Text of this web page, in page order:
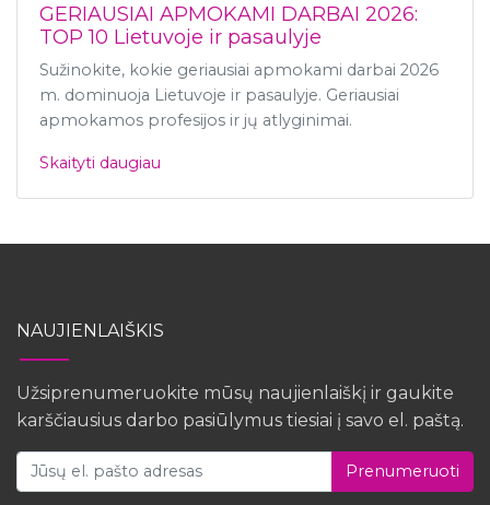
GERIAUSIAI APMOKAMI DARBAI 2026:
TOP 10 Lietuvoje ir pasaulyje
Sužinokite, kokie geriausiai apmokami darbai 2026
m. dominuoja Lietuvoje ir pasaulyje. Geriausiai
apmokamos profesijos ir jų atlyginimai.
Skaityti daugiau
NAUJIENLAIŠKIS
Užsiprenumeruokite mūsų naujienlaiškį ir gaukite
karščiausius darbo pasiūlymus tiesiai į savo el. paštą.
Prenumeruoti